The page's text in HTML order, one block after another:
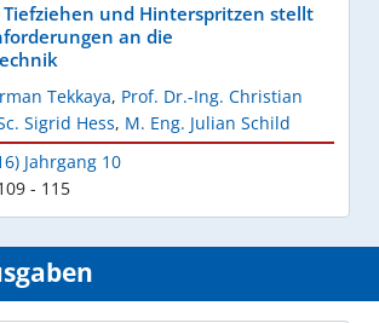
und Hinterspritzen stellt
an die
Tekkaya, Prof. Dr.-Ing. Christian
Sigrid Hess, M. Eng. Julian Schild
Jahrgang 10
- 115